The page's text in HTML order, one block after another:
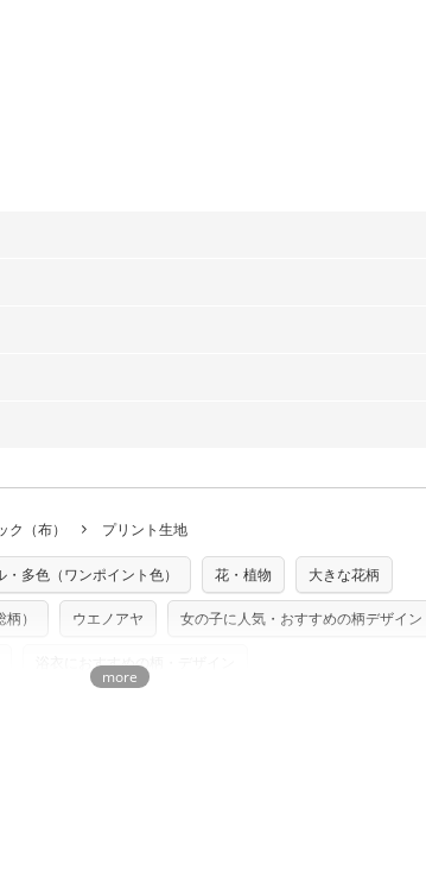
になります。
「50cmずつカット希望」などご記載ください（50cm
プリントに使用している生地は６種類です。素材は
エラ織）・100％コットン（ツイル）・100％コットン
す。
2mまで型紙は2個までとなります（一部例外有り）そ
かった場合は、4～5営業日後の発送となる場合がござ
せん。
ん。出来上がり次第、順次発送いたします。
みをプリントするため、
購入後の返品および交換は承
由での返品は承れません。予めご了承ください。
て詳しくは こちら
した際に起こる全ての問題、クレームにつきましては当
の責任を負いませんのでご了承ください）
型紙シリーズ）および柄がえらべるキットに付属され
でご注意ください。型紙自体の転用・販売および型紙を
（布） プリント生地
・多色（ワンポイント色） 花・植物 大きな花柄
） ウエノアヤ 女の子に人気・おすすめの柄デザイン
浴衣におすすめの柄・デザイン